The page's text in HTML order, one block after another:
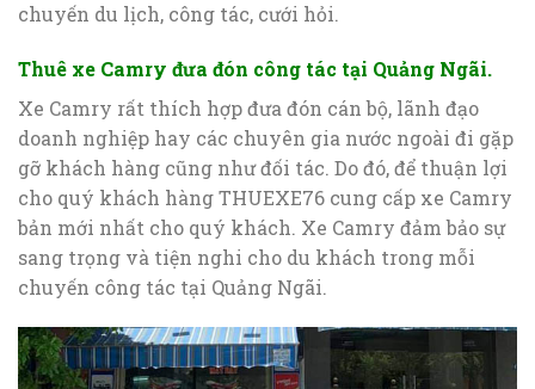
chuyến du lịch, công tác, cưới hỏi.
Thuê xe Camry đưa đón công tác tại Quảng Ngãi.
Xe Camry rất thích hợp đưa đón cán bộ, lãnh đạo
doanh nghiệp hay các chuyên gia nước ngoài đi gặp
gỡ khách hàng cũng như đối tác. Do đó, để thuận lợi
cho quý khách hàng THUEXE76 cung cấp xe Camry
bản mới nhất cho quý khách. Xe Camry đảm bảo sự
sang trọng và tiện nghi cho du khách trong mỗi
chuyến công tác tại Quảng Ngãi.